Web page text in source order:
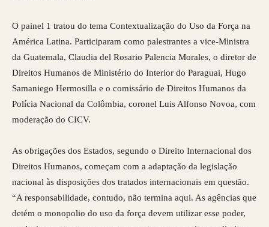
O painel 1 tratou do tema Contextualização do Uso da Força na
América Latina. Participaram como palestrantes a vice-Ministra
da Guatemala, Claudia del Rosario Palencia Morales, o diretor de
Direitos Humanos de Ministério do Interior do Paraguai, Hugo
Samaniego Hermosilla e o comissário de Direitos Humanos da
Polícia Nacional da Colômbia, coronel Luis Alfonso Novoa, com
moderação do CICV.
As obrigações dos Estados, segundo o Direito Internacional dos
Direitos Humanos, começam com a adaptação da legislação
nacional às disposições dos tratados internacionais em questão.
“A responsabilidade, contudo, não termina aqui. As agências que
detém o monopolio do uso da força devem utilizar esse poder,